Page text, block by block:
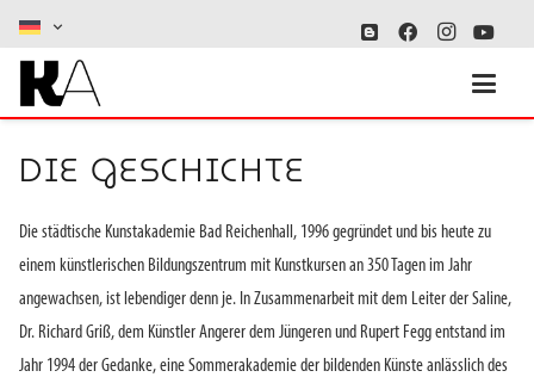
DIE GESCHICHTE
Die städtische Kunstakademie Bad Reichenhall, 1996 gegründet und bis heute zu
einem künstlerischen Bildungszentrum mit Kunstkursen an 350 Tagen im Jahr
angewachsen, ist lebendiger denn je. In Zusammenarbeit mit dem Leiter der Saline,
Dr. Richard Griß, dem Künstler Angerer dem Jüngeren und Rupert Fegg entstand im
Jahr 1994 der Gedanke, eine Sommerakademie der bildenden Künste anlässlich des